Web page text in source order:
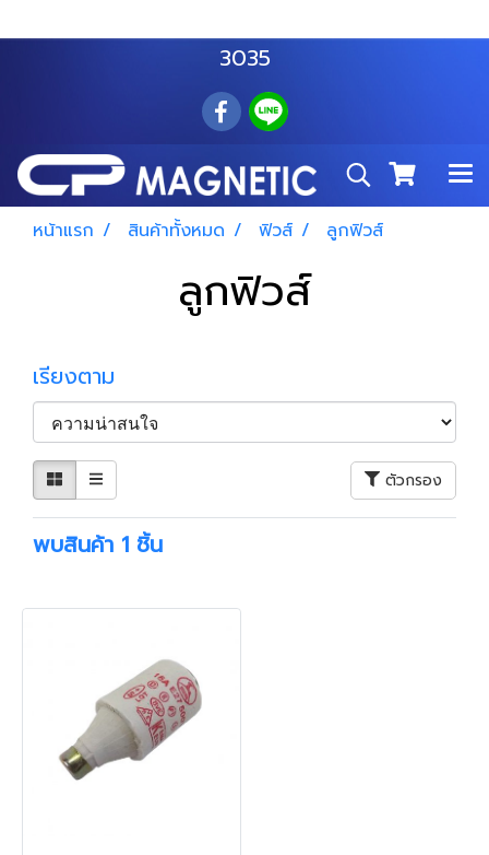
3035
หน้าแรก สินค้าทั้งหมด ฟิวส์ ลูกฟิวส์
ลูกฟิวส์
เรียงตาม
ตัวกรอง
พบสินค้า 1 ชิ้น